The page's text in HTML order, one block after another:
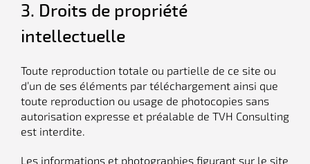
3. Droits de propriété
intellectuelle
Toute reproduction totale ou partielle de ce site ou
d’un de ses éléments par téléchargement ainsi que
toute reproduction ou usage de photocopies sans
autorisation expresse et préalable de TVH Consulting
est interdite.
Les informations et photographies figurant sur le site